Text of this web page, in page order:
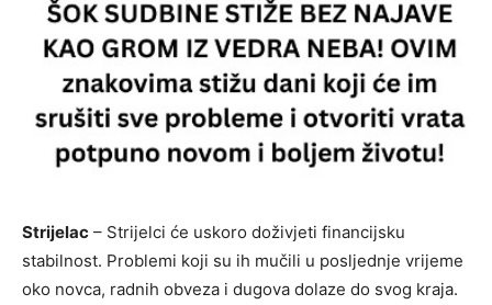
Strijelac – Strijelci će uskoro doživjeti financijsku
stabilnost. Problemi koji su ih mučili u posljednje vrijeme
oko novca, radnih obveza i dugova dolaze do svog kraja.